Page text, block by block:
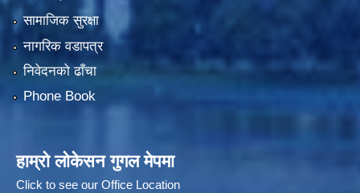
सामाजिक सुरक्षा
नागरिक वडापत्र
निवेदनको ढाँचा
Phone Book
हाम्रो लोकेसन गुगल मेपमा
Click to see our Office Location